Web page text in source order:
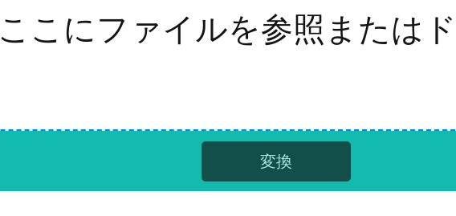
ここにファイルを参照または
変換